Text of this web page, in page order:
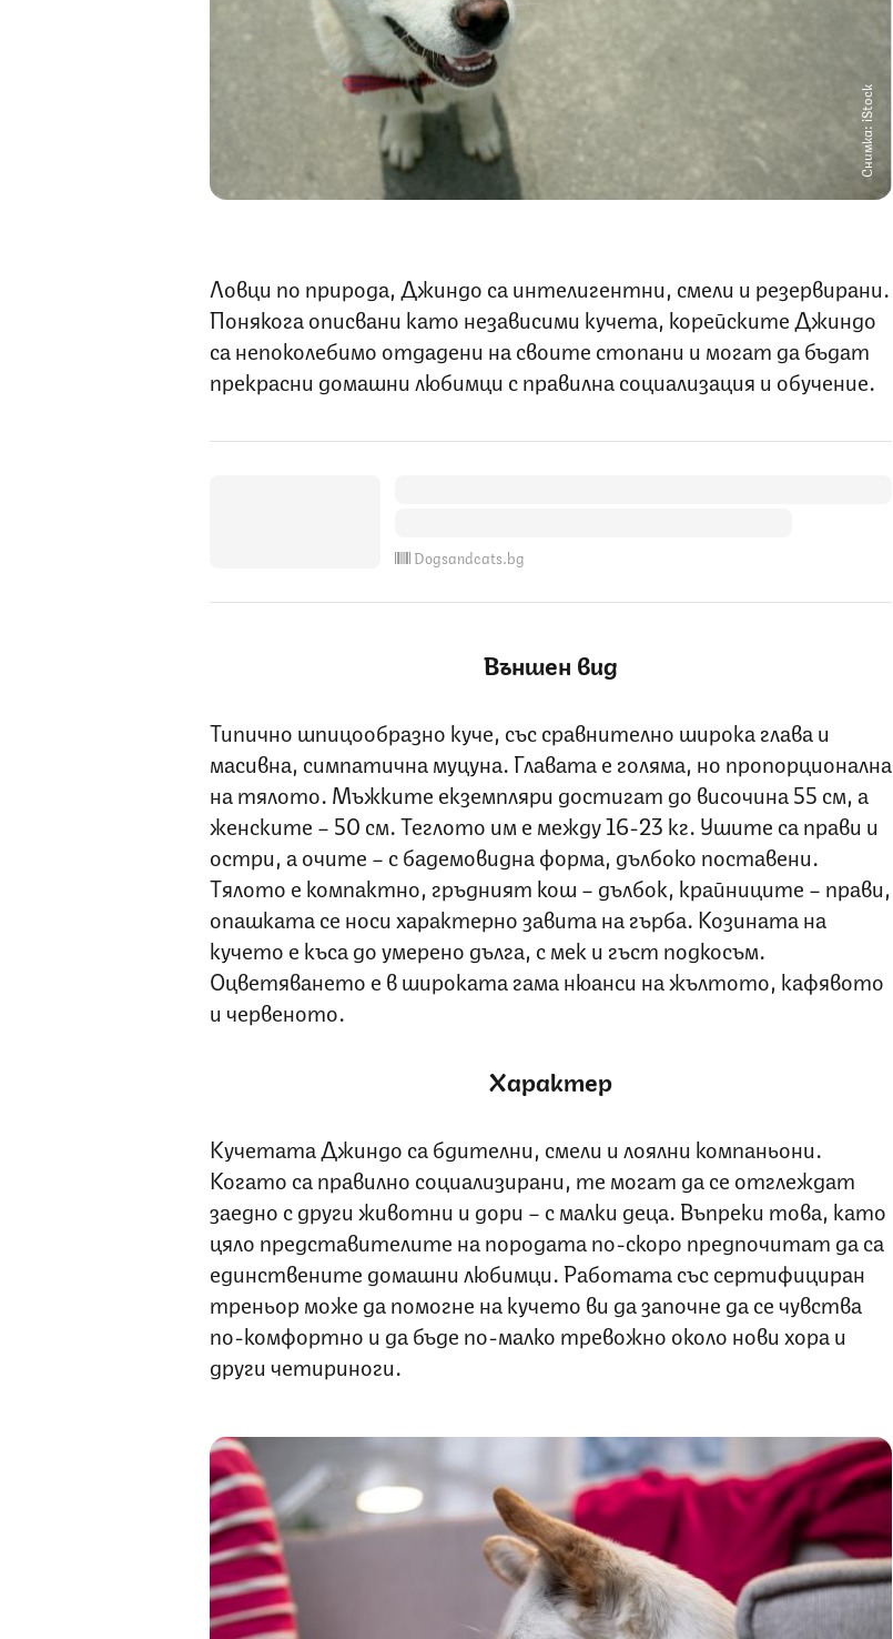
Снимка: iStock
Ловци по природа, Джиндо са интелигентни, смели и резервирани.
Понякога описвани като независими кучета, корейските Джиндо
са непоколебимо отдадени на своите стопани и могат да бъдат
прекрасни домашни любимци с правилна социализация и обучение.
Dogsandcats.bg
Външен вид
Типично шпицообразно куче, със сравнително широка глава и
масивна, симпатична муцуна. Главата е голяма, но пропорционална
на тялото. Мъжките екземпляри достигат до височина 55 см, а
женските – 50 см. Теглото им е между 16-23 кг. Ушите са прави и
остри, а очите – с бадемовидна форма, дълбоко поставени.
Тялото е компактно, гръдният кош – дълбок, крайниците – прави,
опашката се носи характерно завита на гърба. Козината на
кучето е къса до умерено дълга, с мек и гъст подкосъм.
Оцветяването е в широката гама нюанси на жълтото, кафявото
и червеното.
Характер
Кучетата Джиндо са бдителни, смели и лоялни компаньони.
Когато са правилно социализирани, те могат да се отглеждат
заедно с други животни и дори – с малки деца. Въпреки това, като
цяло представителите на породата по-скоро предпочитат да са
единствените домашни любимци. Работата със сертифициран
треньор може да помогне на кучето ви да започне да се чувства
по-комфортно и да бъде по-малко тревожно около нови хора и
други четириноги.